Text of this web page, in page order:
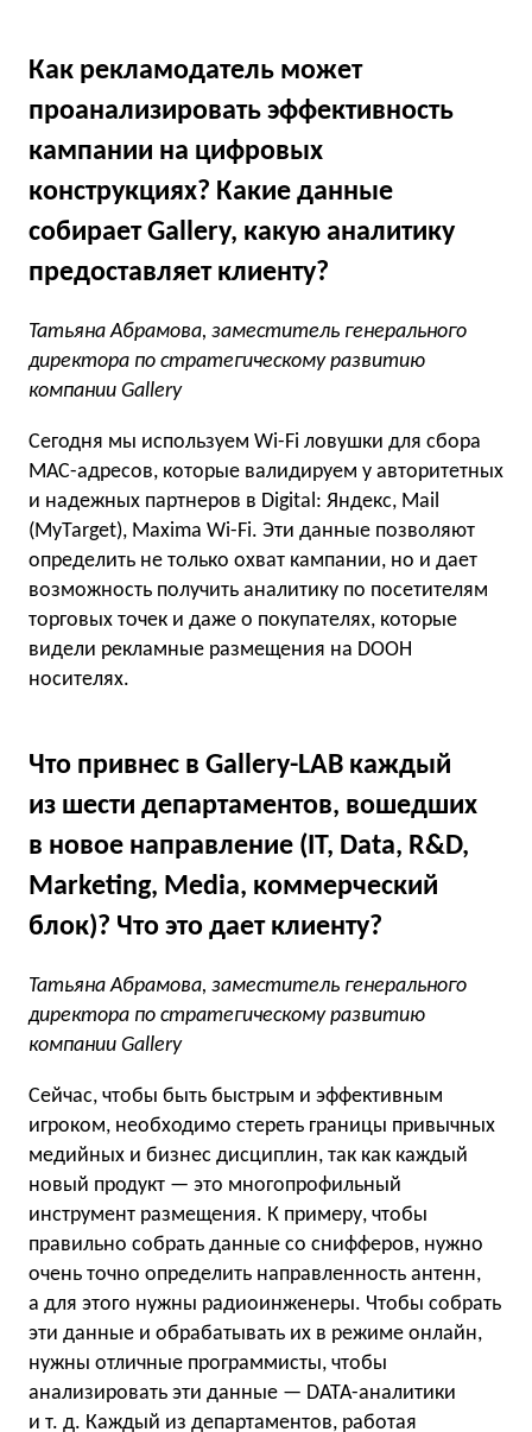
Как рекламодатель может
проанализировать эффективность
кампании на цифровых
конструкциях? Какие данные
собирает Gallery, какую аналитику
предоставляет клиенту?
Татьяна Абрамова, заместитель генерального
директора по стратегическому развитию
компании Gallery
Сегодня мы используем Wi-Fi ловушки для сбора
MAC-адресов, которые валидируем у авторитетных
и надежных партнеров в Digital: Яндекс, Mail
(MyTarget), Maxima Wi-Fi. Эти данные позволяют
определить не только охват кампании, но и дает
возможность получить аналитику по посетителям
торговых точек и даже о покупателях, которые
видели рекламные размещения на DOOH
носителях.
Что привнес в Gallery-LAB каждый
из шести департаментов, вошедших
в новое направление (IT, Data, R&D,
Marketing, Media, коммерческий
блок)? Что это дает клиенту?
Татьяна Абрамова, заместитель генерального
директора по стратегическому развитию
компании Gallery
Сейчас, чтобы быть быстрым и эффективным
игроком, необходимо стереть границы привычных
медийных и бизнес дисциплин, так как каждый
новый продукт — это многопрофильный
инструмент размещения. К примеру, чтобы
правильно собрать данные со снифферов, нужно
очень точно определить направленность антенн,
а для этого нужны радиоинженеры. Чтобы собрать
эти данные и обрабатывать их в режиме онлайн,
нужны отличные программисты, чтобы
анализировать эти данные — DATA-аналитики
и т. д. Каждый из департаментов, работая